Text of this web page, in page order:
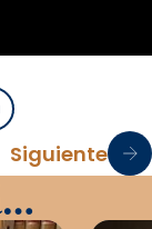
Siguiente